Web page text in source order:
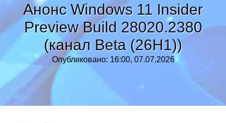
Анонс Windows 11 Insider
Preview Build 28020.2380
(канал Beta (26H1))
Опубликовано: 16:00, 07.07.2026
Тренды новостей»
Рубрики»
Правила »
Контакт»